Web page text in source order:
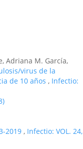
Adriana M. García,
virus de la
de 10 años , Infectio:
2019 , Infectio: VOL. 24,